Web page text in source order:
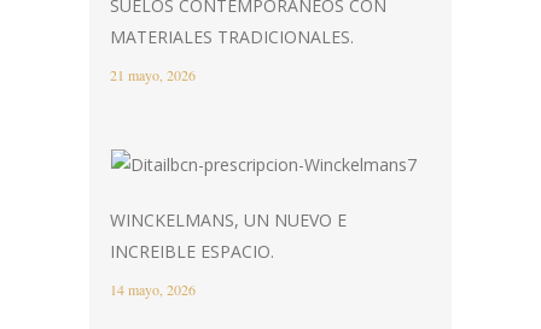
SUELOS CONTEMPORÁNEOS CON
MATERIALES TRADICIONALES.
21 mayo, 2026
WINCKELMANS, UN NUEVO E
INCREIBLE ESPACIO.
14 mayo, 2026